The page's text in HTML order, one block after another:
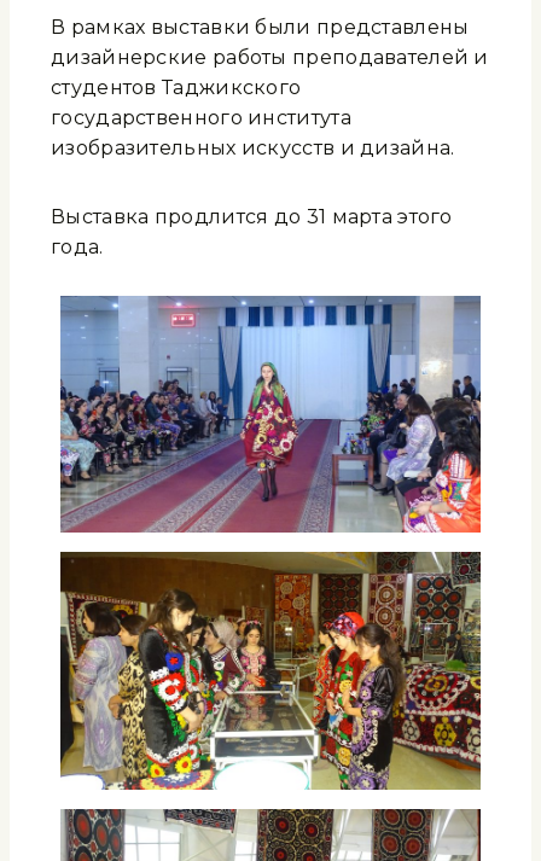
В рамках выставки были представлены
дизайнерские работы преподавателей и
студентов Таджикского
государственного института
изобразительных искусств и дизайна.
Выставка продлится до 31 марта этого
года.